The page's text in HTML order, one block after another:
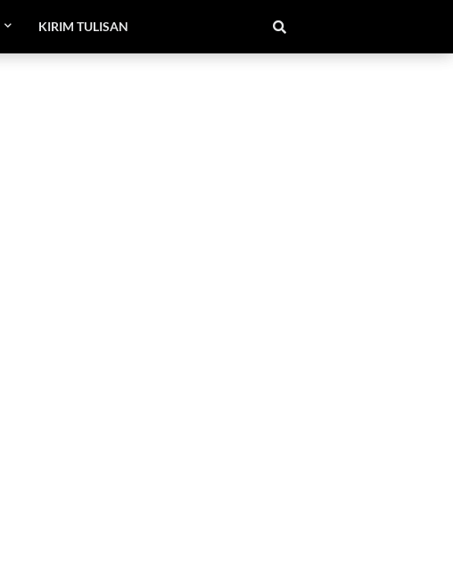
KIRIM TULISAN